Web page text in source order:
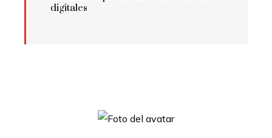
digitales